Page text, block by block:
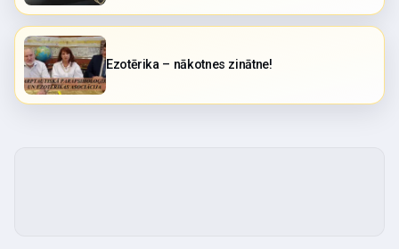
Ezotērika – nākotnes zinātne!